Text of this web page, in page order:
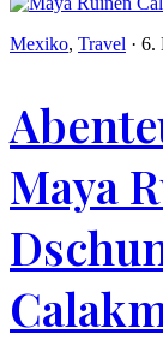
Mexiko, Travel · 6.
Maya